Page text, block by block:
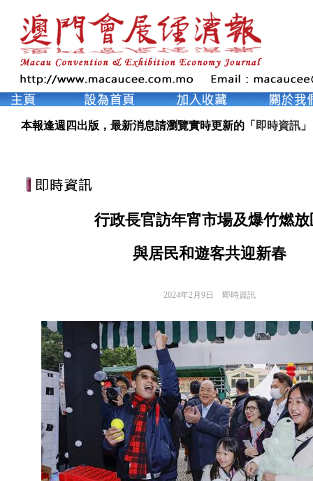
本報逢週四出版，最新消息請瀏覽實時更新的「 即時資訊 」
行政長官訪年宵市場及爆竹燃放
與居民和遊客共迎新春
2024年2月9日 即時資訊